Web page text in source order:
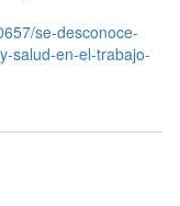
se-desconoce-
salud-en-el-trabajo-